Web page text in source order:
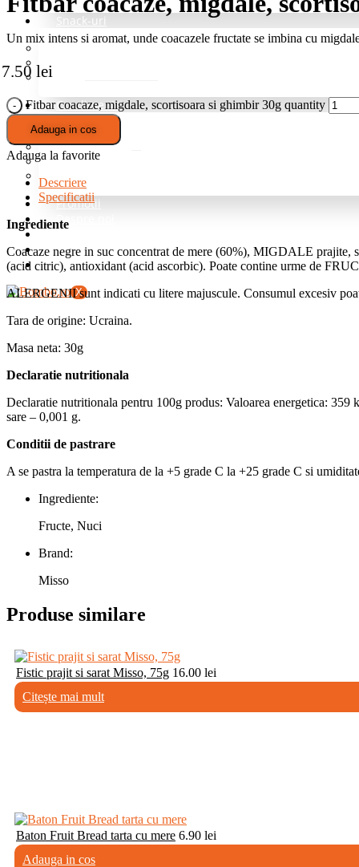
Snack-uri
Nuci
Condimente
Grill si Barbeque
Mixuri de baza
Pentru cartofi
Professional – fara sare
Promotii
Despre noi
Blog
Intrebari Frecvente
Contact
X
Un mix intens si aromat, unde coacazele fructate se imbina cu
7.50 lei
Fitbar coacaze, migdale, scortisoara si ghimbir 30g quantity
Adauga in cos
Adauga la favorite
Descriere
Specificatii
Ingrediente
Coacaze negre in suc concentrat de mere (60%), MIGDALE prajite,
(acid citric), antioxidant (acid ascorbic). Poate contine urme de
ALERGENII sunt indicati cu litere majuscule. Consumul excesiv
Tara de origine: Ucraina.
Masa neta: 30g
Declaratie nutritionala
Declaratie nutritionala pentru 100g produs: Valoarea energetica:
sare – 0,001 g.
Conditii de pastrare
A se pastra la temperatura de la +5 grade C la +25 grade C si
Ingrediente:
Fructe, Nuci
Brand:
Misso
Produse similare
Fistic prajit si sarat Misso, 75g 16.00 lei
Citește mai mult
Baton Fruit Bread tarta cu mere 6.90 lei
Adauga in cos